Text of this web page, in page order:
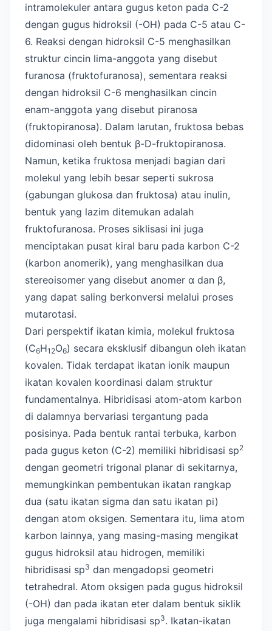
intramolekuler antara gugus keton pada C-2
dengan gugus hidroksil (-OH) pada C-5 atau C-
6. Reaksi dengan hidroksil C-5 menghasilkan
struktur cincin lima-anggota yang disebut
furanosa (fruktofuranosa), sementara reaksi
dengan hidroksil C-6 menghasilkan cincin
enam-anggota yang disebut piranosa
(fruktopiranosa). Dalam larutan, fruktosa bebas
didominasi oleh bentuk β-D-fruktopiranosa.
Namun, ketika fruktosa menjadi bagian dari
molekul yang lebih besar seperti sukrosa
(gabungan glukosa dan fruktosa) atau inulin,
bentuk yang lazim ditemukan adalah
fruktofuranosa. Proses siklisasi ini juga
menciptakan pusat kiral baru pada karbon C-2
(karbon anomerik), yang menghasilkan dua
stereoisomer yang disebut anomer α dan β,
yang dapat saling berkonversi melalui proses
mutarotasi.
Dari perspektif ikatan kimia, molekul fruktosa
(C6H12O6) secara eksklusif dibangun oleh ikatan
kovalen. Tidak terdapat ikatan ionik maupun
ikatan kovalen koordinasi dalam struktur
fundamentalnya. Hibridisasi atom-atom karbon
di dalamnya bervariasi tergantung pada
posisinya. Pada bentuk rantai terbuka, karbon
pada gugus keton (C-2) memiliki hibridisasi sp2
dengan geometri trigonal planar di sekitarnya,
memungkinkan pembentukan ikatan rangkap
dua (satu ikatan sigma dan satu ikatan pi)
dengan atom oksigen. Sementara itu, lima atom
karbon lainnya, yang masing-masing mengikat
gugus hidroksil atau hidrogen, memiliki
hibridisasi sp3 dan mengadopsi geometri
tetrahedral. Atom oksigen pada gugus hidroksil
(-OH) dan pada ikatan eter dalam bentuk siklik
juga mengalami hibridisasi sp3. Ikatan-ikatan